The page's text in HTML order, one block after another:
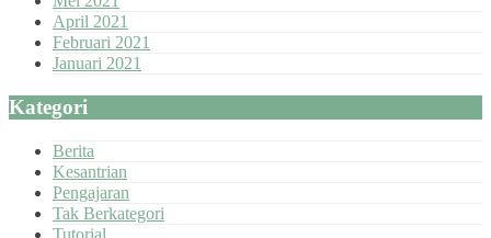
April 2021
Februari 2021
Januari 2021
Kategori
Berita
Kesantrian
Pengajaran
Tak Berkategori
Tutorial